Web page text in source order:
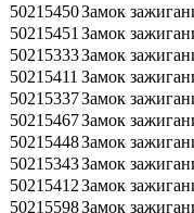
50215450Замок
50215451 Замок
50215333Замок
50215411 Замок
50215337Замок
50215467Замок
50215448Замок
50215343Замок
50215412Замок
50215598Замок